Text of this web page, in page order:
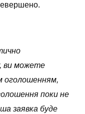
ви можете
оголошенням,
поки не
заявка буде